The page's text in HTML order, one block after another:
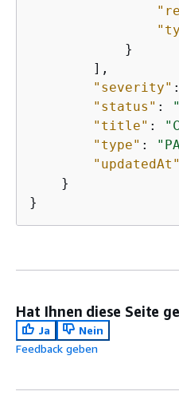
            }
        ],
"severity"
"status" :
"title" :
"type" :
"updatedAt"
    }
}
Hat Ihnen diese Seite
Ja
Nein
Feedback geben